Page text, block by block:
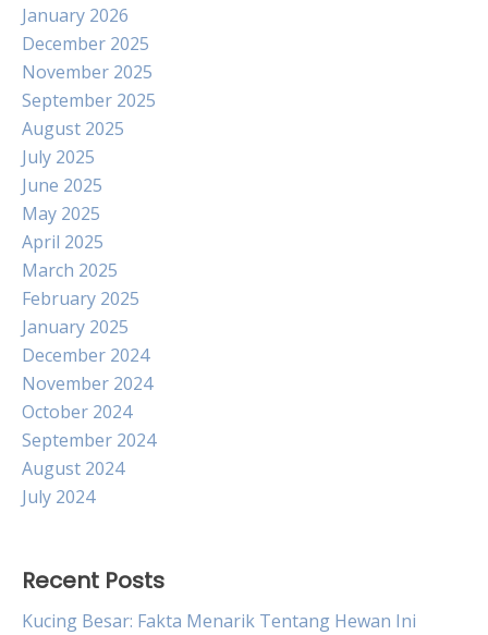
January 2026
December 2025
November 2025
September 2025
August 2025
July 2025
June 2025
May 2025
April 2025
March 2025
February 2025
January 2025
December 2024
November 2024
October 2024
September 2024
August 2024
July 2024
Recent Posts
Kucing Besar: Fakta Menarik Tentang Hewan Ini